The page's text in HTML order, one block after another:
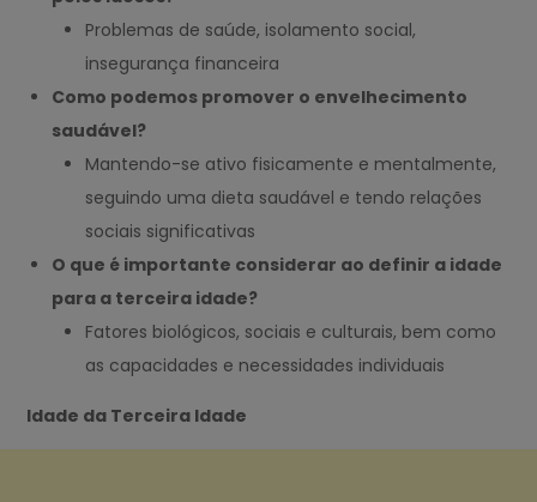
Problemas de saúde, isolamento social,
insegurança financeira
Como podemos promover o envelhecimento
saudável?
Mantendo-se ativo fisicamente e mentalmente,
seguindo uma dieta saudável e tendo relações
sociais significativas
O que é importante considerar ao definir a idade
para a terceira idade?
Fatores biológicos, sociais e culturais, bem como
as capacidades e necessidades individuais
Idade da Terceira Idade